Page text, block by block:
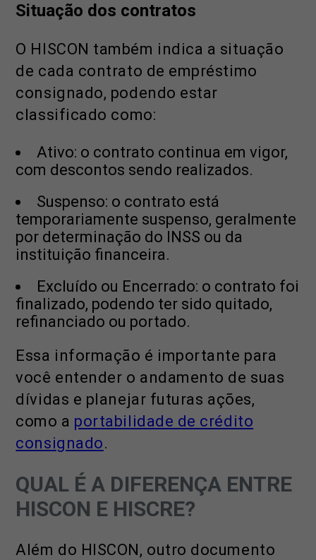
Situação dos contratos
O HISCON também indica a situação
de cada contrato de empréstimo
consignado, podendo estar
classificado como:
Ativo: o contrato continua em vigor,
com descontos sendo realizados.
Suspenso: o contrato está
temporariamente suspenso, geralmente
por determinação do INSS ou da
instituição financeira.
Excluído ou Encerrado: o contrato foi
finalizado, podendo ter sido quitado,
refinanciado ou portado.
Essa informação é importante para
você entender o andamento de suas
dívidas e planejar futuras ações,
como a portabilidade de crédito
consignado.
QUAL É A DIFERENÇA ENTRE
HISCON E HISCRE?
Além do HISCON, outro documento